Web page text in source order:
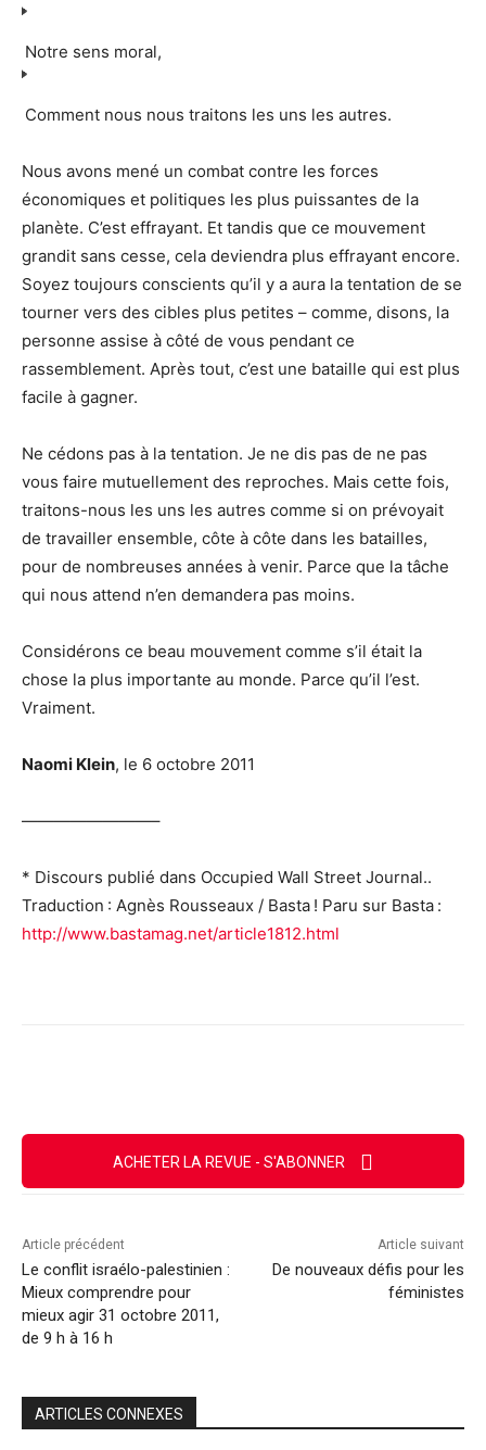
Notre sens moral,
Comment nous nous traitons les uns les autres.
Nous avons mené un combat contre les forces
économiques et politiques les plus puissantes de la
planète. C’est effrayant. Et tandis que ce mouvement
grandit sans cesse, cela deviendra plus effrayant encore.
Soyez toujours conscients qu’il y a aura la tentation de se
tourner vers des cibles plus petites – comme, disons, la
personne assise à côté de vous pendant ce
rassemblement. Après tout, c’est une bataille qui est plus
facile à gagner.
Ne cédons pas à la tentation. Je ne dis pas de ne pas
vous faire mutuellement des reproches. Mais cette fois,
traitons-nous les uns les autres comme si on prévoyait
de travailler ensemble, côte à côte dans les batailles,
pour de nombreuses années à venir. Parce que la tâche
qui nous attend n’en demandera pas moins.
Considérons ce beau mouvement comme s’il était la
chose la plus importante au monde. Parce qu’il l’est.
Vraiment.
Naomi Klein, le 6 octobre 2011
————————–
* Discours publié dans Occupied Wall Street Journal..
Traduction : Agnès Rousseaux / Basta ! Paru sur Basta :
http://www.bastamag.net/article1812.html
ACHETER LA REVUE - S'ABONNER
Article précédent
Le conflit israélo-palestinien :
Mieux comprendre pour
mieux agir 31 octobre 2011,
de 9 h à 16 h
Article suivant
De nouveaux défis pour les
féministes
ARTICLES CONNEXES